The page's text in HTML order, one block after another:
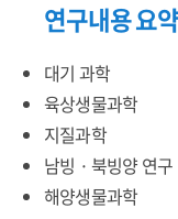
연구내용 요약
대기 과학
육상생물과학
지질과학
남빙 · 북빙양 연구
해양생물과학